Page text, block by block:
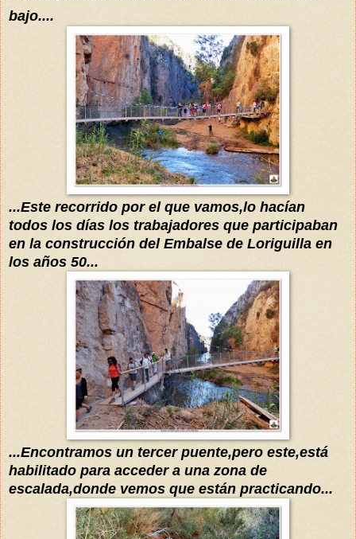
bajo....
...Este recorrido por el que vamos,lo hacían
todos los días los trabajadores que participaban
en la construcción del Embalse de Loriguilla en
los años 50...
...Encontramos un tercer puente,pero este,está
habilitado para acceder a una zona de
escalada,donde vemos que están practicando...